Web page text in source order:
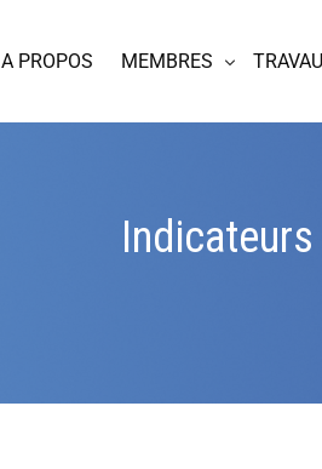
A PROPOS MEMBRES